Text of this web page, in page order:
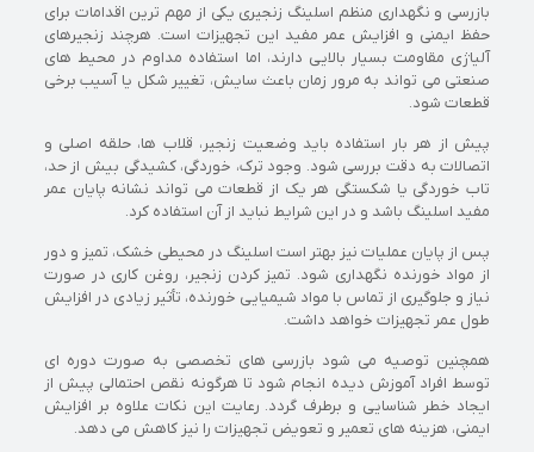
بازرسی و نگهداری منظم اسلینگ زنجیری یکی از مهم ترین اقدامات برای
حفظ ایمنی و افزایش عمر مفید این تجهیزات است. هرچند زنجیرهای
آلیاژی مقاومت بسیار بالایی دارند، اما استفاده مداوم در محیط های
صنعتی می تواند به مرور زمان باعث سایش، تغییر شکل یا آسیب برخی
قطعات شود.
پیش از هر بار استفاده باید وضعیت زنجیر، قلاب ها، حلقه اصلی و
اتصالات به دقت بررسی شود. وجود ترک، خوردگی، کشیدگی بیش از حد،
تاب خوردگی یا شکستگی هر یک از قطعات می تواند نشانه پایان عمر
مفید اسلینگ باشد و در این شرایط نباید از آن استفاده کرد.
پس از پایان عملیات نیز بهتر است اسلینگ در محیطی خشک، تمیز و دور
از مواد خورنده نگهداری شود. تمیز کردن زنجیر، روغن کاری در صورت
نیاز و جلوگیری از تماس با مواد شیمیایی خورنده، تأثیر زیادی در افزایش
طول عمر تجهیزات خواهد داشت.
همچنین توصیه می شود بازرسی های تخصصی به صورت دوره ای
توسط افراد آموزش دیده انجام شود تا هرگونه نقص احتمالی پیش از
ایجاد خطر شناسایی و برطرف گردد. رعایت این نکات علاوه بر افزایش
ایمنی، هزینه های تعمیر و تعویض تجهیزات را نیز کاهش می دهد.